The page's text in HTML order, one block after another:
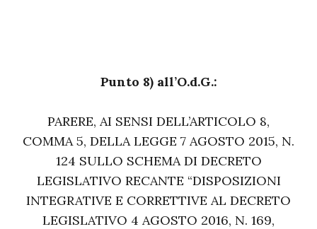
Punto 8) all’O.d.G.:
PARERE, AI SENSI DELL’ARTICOLO 8,
COMMA 5, DELLA LEGGE 7 AGOSTO 2015, N.
124 SULLO SCHEMA DI DECRETO
LEGISLATIVO RECANTE “DISPOSIZIONI
INTEGRATIVE E CORRETTIVE AL DECRETO
LEGISLATIVO 4 AGOSTO 2016, N. 169,